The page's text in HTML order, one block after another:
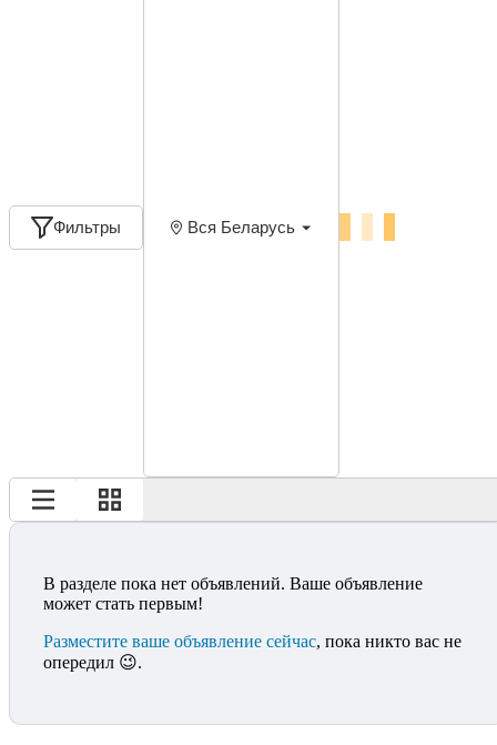
Фильтры Вся Беларусь
В разделе пока нет объявлений. Ваше объявление
может стать первым!
Разместите ваше объявление сейчас, пока никто вас не
опередил 😉.